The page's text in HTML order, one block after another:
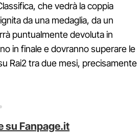
che vedrà la coppia
da una medaglia, da un
puntualmente devoluta in
in finale e dovranno superare le
Rai2 tra due mesi, precisamente
su Fanpage.it